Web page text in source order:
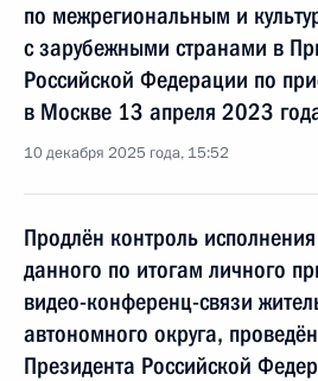
по межрегиональным и
с зарубежными странами в
Российской Федерации по
в Москве 13 апреля 2023
10 декабря 2025 года, 15:52
Продлён контроль
данного по итогам личного
видео-конференц-связи
автономного округа,
Президента Российской